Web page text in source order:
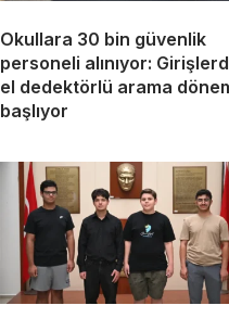
Okullara 30 bin güvenlik
personeli alınıyor:
el dedektörlü arama
başlıyor